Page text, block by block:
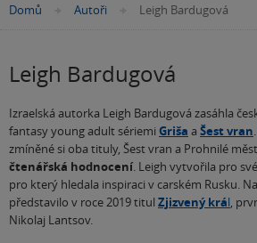
Nacházíte
Domů »Autoři »
Leigh Bardugová
Leigh Bardugová
Izraelská autorka Leigh Bardugová zasáhla
fantasy young adult sériemi Griša a Šestvran
zmíněné si oba tituly, Šest vran a Prohnilé
čtenářská hodnocení. Leigh vytvořila pro
pro který hledala inspiraci v carském Rusku.
představilo v roce 2019 titul Zjizvený král,
Nikolaj Lantsov.